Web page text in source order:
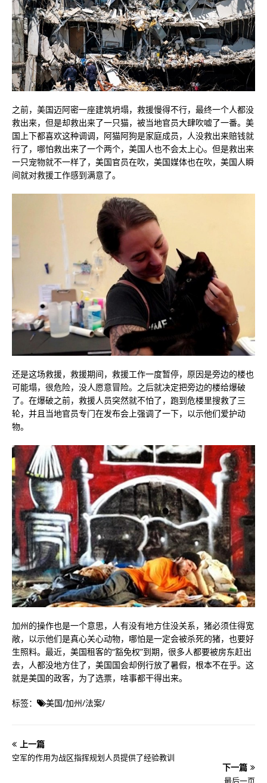
之前，美国迈阿密一座建筑坍塌，救援慢得不行，最终一个人都没
救出来，但是却救出来了一只猫，被当地官员大肆吹嘘了一番。美
国上下都喜欢这种调调，阿猫阿狗是家庭成员，人没救出来赔钱就
行了，哪怕救出来了一个两个，美国人也不会太上心。但是救出来
一只宠物就不一样了，美国官员在吹，美国媒体也在吹，美国人瞬
间就对救援工作感到满意了。
还是这场救援，救援期间，救援工作一度暂停，原因是旁边的楼也
可能塌，很危险，没人愿意冒险。之后就决定把旁边的楼给爆破
了。在爆破之前，救援人员突然就不怕了，跑到危楼里搜救了三
轮，并且当地官员专门在发布会上强调了一下，以示他们爱护动
物。
加州的操作也是一个意思，人有没有地方住没关系，猪必须住得宽
敞，以示他们是真心关心动物，哪怕是一定会被杀死的猪，也要好
生照料。最近，美国租客的“豁免权”到期，很多人都要被房东赶出
去，人都没地方住了，美国国会却例行放了暑假，根本不在乎。这
就是美国的政客，为了选票，啥事都干得出来。
标签： 美国/加州/法案/
上一篇
空军的作用为战区指挥规划人员提供了经验教训
下一篇
最后一页